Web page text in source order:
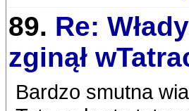
89. Re:
zginął
Bardzo smutna